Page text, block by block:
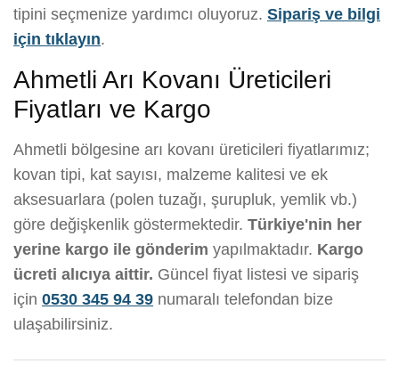
tipini seçmenize yardımcı oluyoruz. Sipariş ve bilgi
için tıklayın.
Ahmetli Arı Kovanı Üreticileri
Fiyatları ve Kargo
Ahmetli bölgesine arı kovanı üreticileri fiyatlarımız;
kovan tipi, kat sayısı, malzeme kalitesi ve ek
aksesuarlara (polen tuzağı, şurupluk, yemlik vb.)
göre değişkenlik göstermektedir. Türkiye'nin her
yerine kargo ile gönderim yapılmaktadır. Kargo
ücreti alıcıya aittir. Güncel fiyat listesi ve sipariş
için 0530 345 94 39 numaralı telefondan bize
ulaşabilirsiniz.